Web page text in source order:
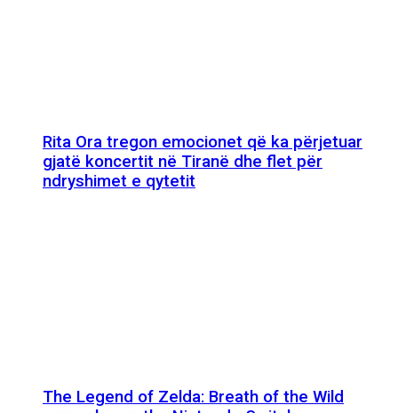
Rita Ora tregon emocionet që ka përjetuar
gjatë koncertit në Tiranë dhe flet për
ndryshimet e qytetit
The Legend of Zelda: Breath of the Wild